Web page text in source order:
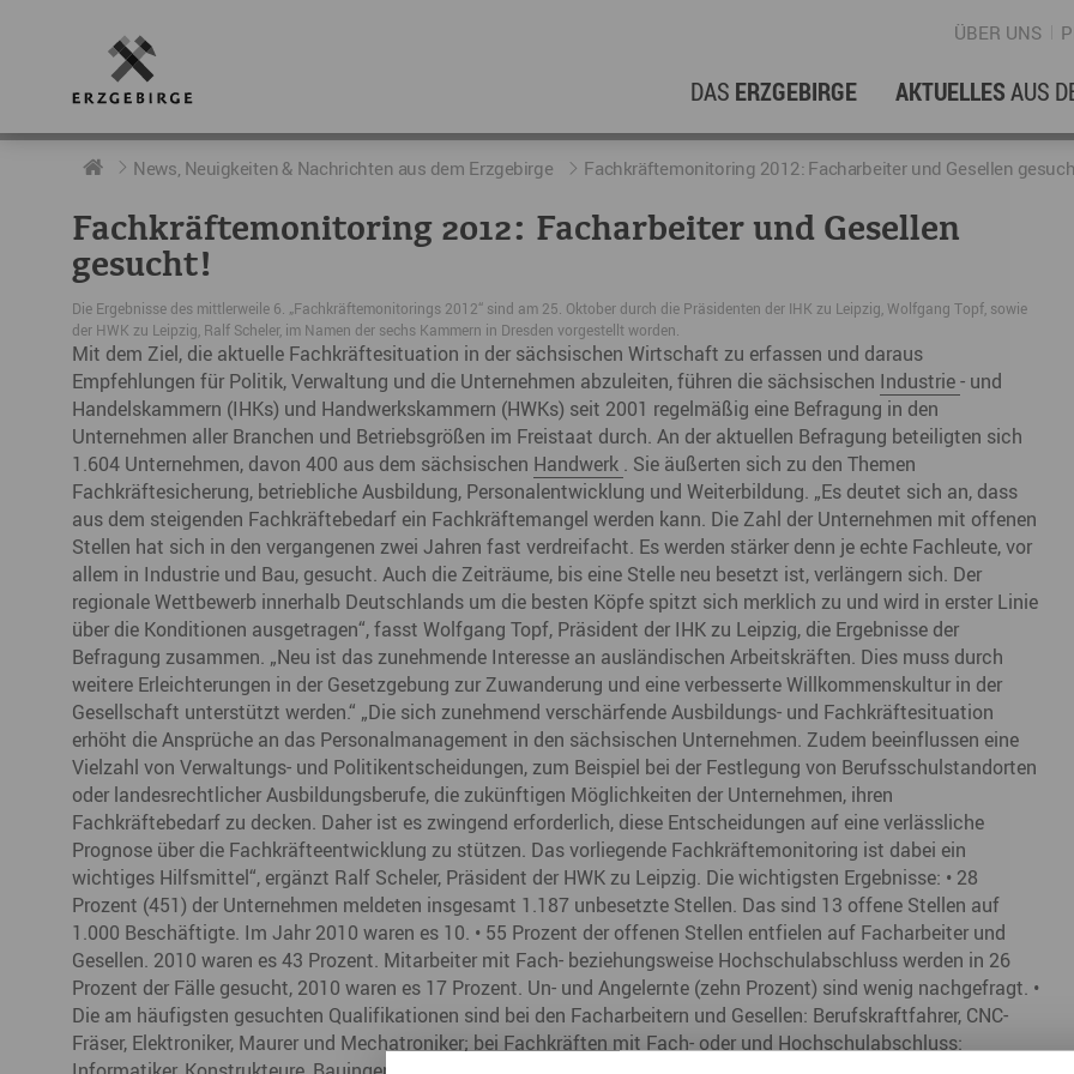
ÜBER UNS
DAS ERZGEBIRGE
RUND UMS ERZGEBIRGE
Geschichte
Geografie
Der Erzgebirgskreis
Städte im Erzgebirge
Erzgebirgskrimi
Fakten
WIRTSCHAFTSREGION
Stellenangebote im Erzgebirge
Arbeiten im Erzgebirge
Coworking Spaces im Erzgebirge
DER FILM
Nah dran am Abgrund
AKTUELLESAUS
AKTUELLES
Neuigkeiten
Podcast „hERZschlag“
ERFOLGSGESCHICHTEN
hERZgeschichten
kurz ERZählt
DIE BOTSCHAFTER
Botschafter im Überblick
Botschafterveranstaltungen
News, Neuigkeiten & Nachrichten aus dem Erzgebirge Fachkräftemonitoring 2012: Facharbeiter und Gesellen
Fachkräftemonitoring 2012: Facharbeiter und Gesellen
gesucht!
Die Ergebnisse des mittlerweile 6. „Fachkräftemonitorings 2012“ sind am 25. Oktober durch die Präsidenten der IHK zu Leipzig, Wolfgang Topf, sowie
der HWK zu Leipzig, Ralf Scheler, im Namen der sechs Kammern in Dresden vorgestellt worden.
Mit dem Ziel, die aktuelle Fachkräftesituation in der sächsischen Wirtschaft zu erfassen und daraus
Empfehlungen für Politik, Verwaltung und die Unternehmen abzuleiten, führen die sächsischen Industrie- und
Handelskammern (IHKs) und Handwerkskammern (HWKs) seit 2001 regelmäßig eine Befragung in den
Unternehmen aller Branchen und Betriebsgrößen im Freistaat durch. An der aktuellen Befragung beteiligten sich
1.604 Unternehmen, davon 400 aus dem sächsischen Handwerk . Sie äußerten sich zu den Themen
Fachkräftesicherung, betriebliche Ausbildung, Personalentwicklung und Weiterbildung. „Es deutet sich an, dass
aus dem steigenden Fachkräftebedarf ein Fachkräftemangel werden kann. Die Zahl der Unternehmen mit offenen
Stellen hat sich in den vergangenen zwei Jahren fast verdreifacht. Es werden stärker denn je echte Fachleute, vor
allem in Industrie und Bau, gesucht. Auch die Zeiträume, bis eine Stelle neu besetzt ist, verlängern sich. Der
regionale Wettbewerb innerhalb Deutschlands um die besten Köpfe spitzt sich merklich zu und wird in erster Linie
über die Konditionen ausgetragen“, fasst Wolfgang Topf, Präsident der IHK zu Leipzig, die Ergebnisse der
Befragung zusammen. „Neu ist das zunehmende Interesse an ausländischen Arbeitskräften. Dies muss durch
weitere Erleichterungen in der Gesetzgebung zur Zuwanderung und eine verbesserte Willkommenskultur in der
Gesellschaft unterstützt werden.“ „Die sich zunehmend verschärfende Ausbildungs- und Fachkräftesituation
erhöht die Ansprüche an das Personalmanagement in den sächsischen Unternehmen. Zudem beeinflussen eine
Vielzahl von Verwaltungs- und Politikentscheidungen, zum Beispiel bei der Festlegung von Berufsschulstandorten
oder landesrechtlicher Ausbildungsberufe, die zukünftigen Möglichkeiten der Unternehmen, ihren
Fachkräftebedarf zu decken. Daher ist es zwingend erforderlich, diese Entscheidungen auf eine verlässliche
Prognose über die Fachkräfteentwicklung zu stützen. Das vorliegende Fachkräftemonitoring ist dabei ein
wichtiges Hilfsmittel“, ergänzt Ralf Scheler, Präsident der HWK zu Leipzig. Die wichtigsten Ergebnisse: • 28
Prozent (451) der Unternehmen meldeten insgesamt 1.187 unbesetzte Stellen. Das sind 13 offene Stellen auf
1.000 Beschäftigte. Im Jahr 2010 waren es 10. • 55 Prozent der offenen Stellen entfielen auf Facharbeiter und
Gesellen. 2010 waren es 43 Prozent. Mitarbeiter mit Fach- beziehungsweise Hochschulabschluss werden in 26
Prozent der Fälle gesucht, 2010 waren es 17 Prozent. Un- und Angelernte (zehn Prozent) sind wenig nachgefragt. •
Die am häufigsten gesuchten Qualifikationen sind bei den Facharbeitern und Gesellen: Berufskraftfahrer, CNC-
Fräser, Elektroniker, Maurer und Mechatroniker; bei Fachkräften mit Fach- oder und Hochschulabschluss: